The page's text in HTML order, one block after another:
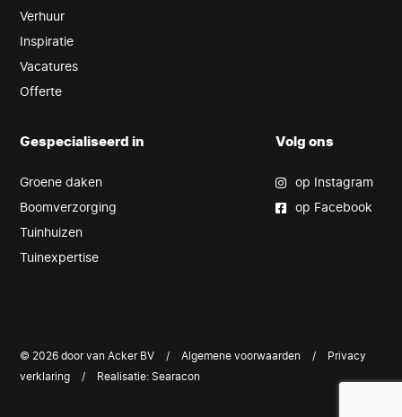
Verhuur
Inspiratie
Vacatures
Offerte
Gespecialiseerd in
Groene daken
Boomverzorging
Tuinhuizen
Tuinexpertise
Volg ons
op Instagram
op Facebook
© 2026 door van Acker BV / Algemene voorwaarden / Privacy
verklaring / Realisatie:Searacon